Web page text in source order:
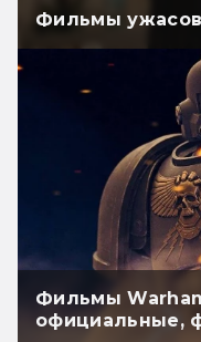
Фильмы
Фильмы
официальные,